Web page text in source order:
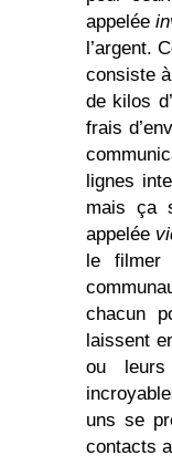
appelée
l’argent.
consiste
de kilos
frais
lignes
mais ça
appelée
le filmer
chacun
laissent
ou leurs
uns se
contacts